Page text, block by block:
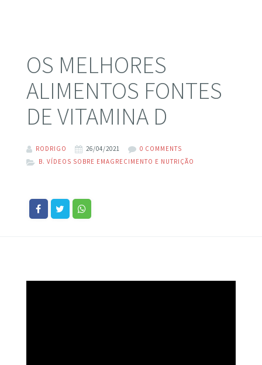
OS MELHORES
ALIMENTOS FONTES
DE VITAMINA D
RODRIGO 26/04/2021
0 COMMENTS
B. VÍDEOS SOBRE EMAGRECIMENTO E NUTRIÇÃO